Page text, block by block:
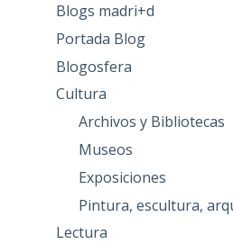
Blogs madri+d
Portada Blog
Blogosfera
Cultura
Archivos y Bibliotecas
Museos
Exposiciones
Pintura, escultura,
Lectura